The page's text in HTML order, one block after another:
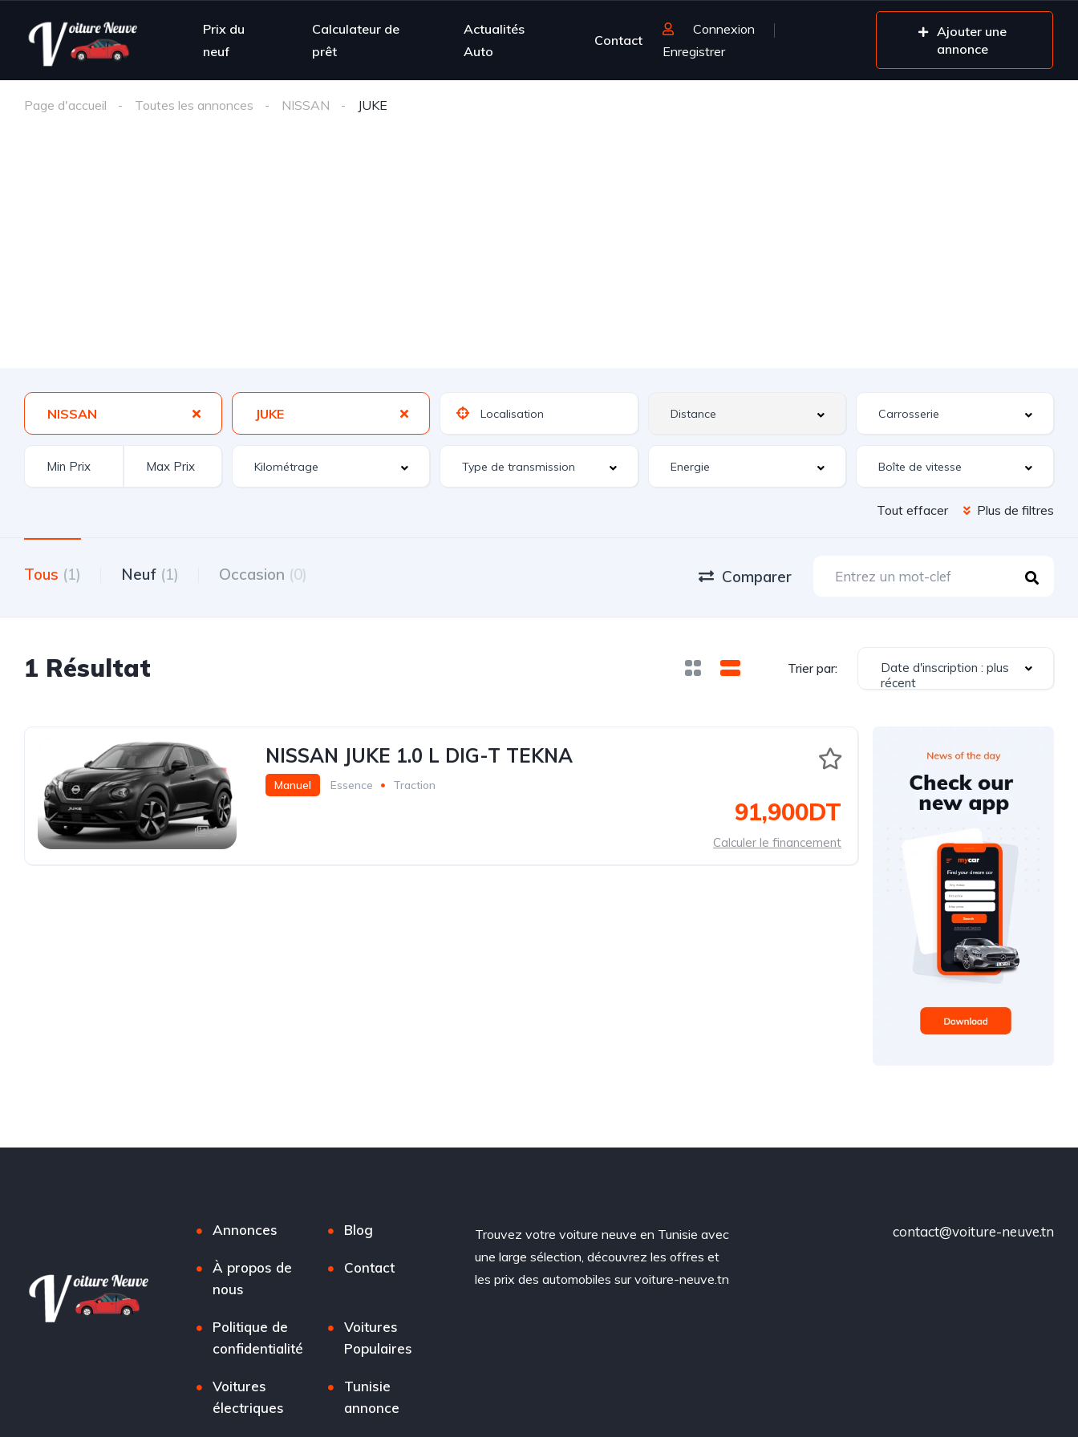
Prix du
neuf
Calculateur de
prêt
Actualités
Auto
Contact
Connexion
Enregistrer
Ajouter une
annonce
Page d'accueil Toutes les annonces NISSAN JUKE
NISSAN JUKE
Tout effacer Plus de filtres
Tous (1) Neuf (1) Occasion (0) Comparer
1 Résultat Trier par:
Date d'inscription : plus
récent
1
NISSAN JUKE 1.0 L DIG-T TEKNA
Manuel Essence Traction
91,900DT
Calculer le financement
Annonces Blog
À propos de
nous
Contact
Politique de
confidentialité
Voitures
Populaires
Voitures
électriques
Tunisie
annonce
Trouvez votre voiture neuve en Tunisie avec
une large sélection, découvrez les offres et
les prix des automobiles sur voiture-neuve.tn
contact@voiture-neuve.tn